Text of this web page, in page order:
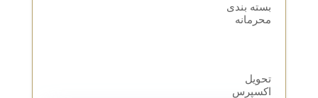
بسته بندی
محرمانه
تحویل
اکسپرس